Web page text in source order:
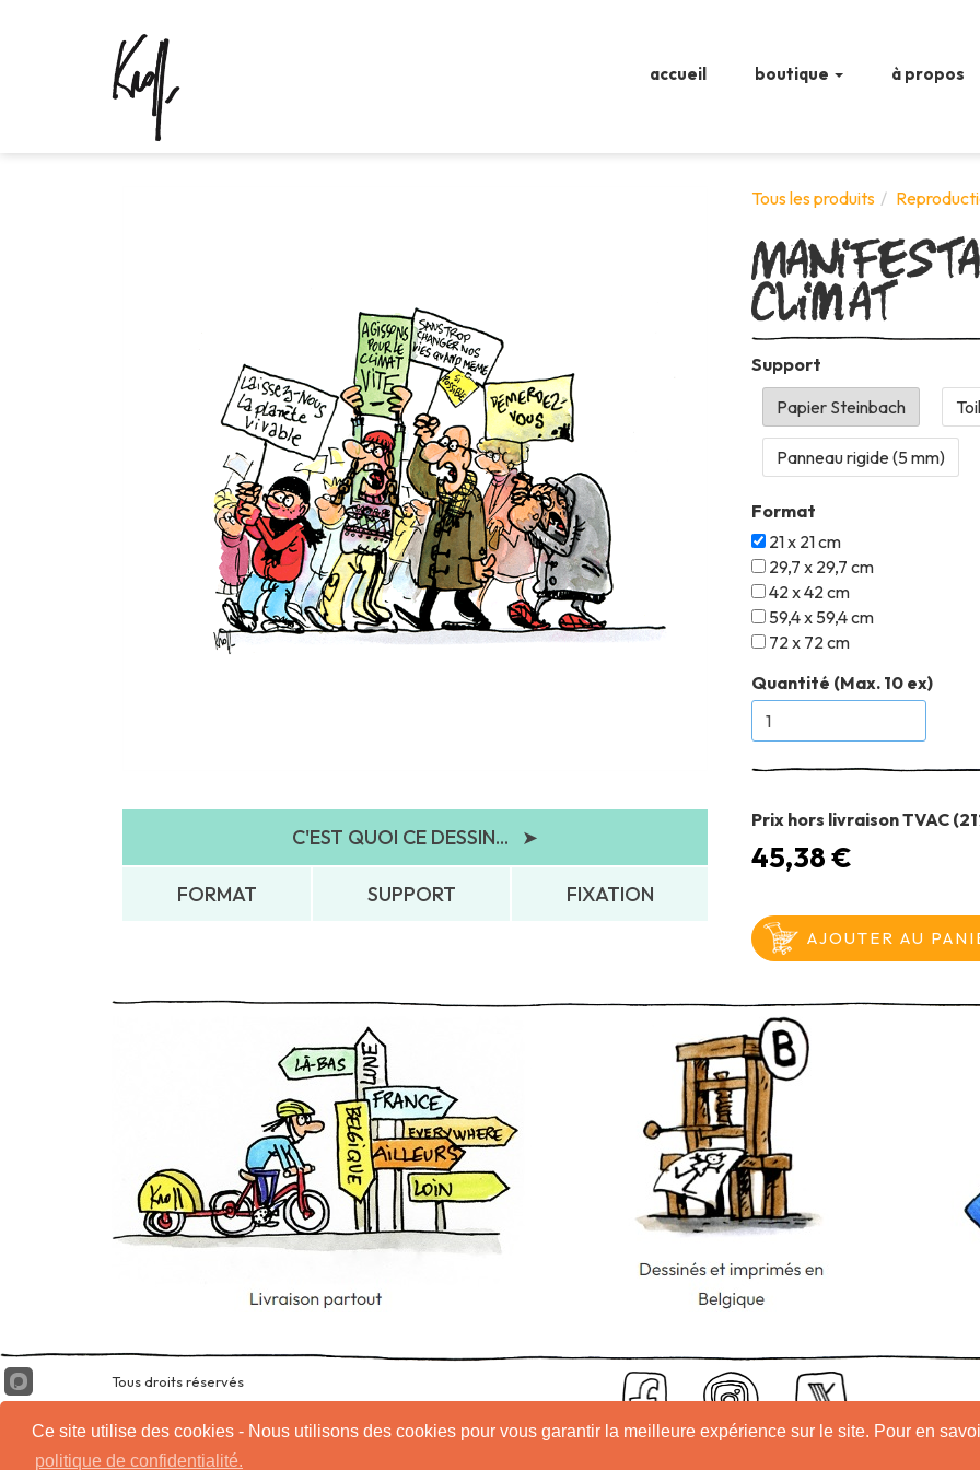
accueil boutique à propos
C'EST QUOI CE DESSIN... ➤
FORMAT SUPPORT FIXATION
Tous les produits
climat
Support
Format
21 x 21 cm
29,7 x 29,7 cm
42 x 42 cm
59,4 x 59,4 cm
72 x 72 cm
Quantité (Max. 10 ex)
Prix hors livraison TVAC
45,38 €
Tous droits réservés
Ce site utilise des cookies - Nous utilisons des cookies pour vous garantir la meilleure expérience sur le site. Pour en
politique de confidentialité.